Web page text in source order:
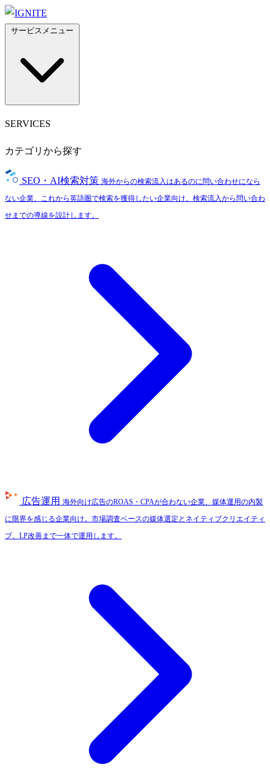
SERVICES
カテゴリから探す
SEO・AI検索対策 海外からの検索流入はあるのに問い合わせになら
ない企業、これから英語圏で検索を獲得したい企業向け。検索流入から問い合わ
せまでの導線を設計します。
広告運用 海外向け広告のROAS・CPAが合わない企業、媒体運用の内製
に限界を感じる企業向け。市場調査ベースの媒体選定とネイティブクリエイティ
ブ、LP改善まで一体で運用します。